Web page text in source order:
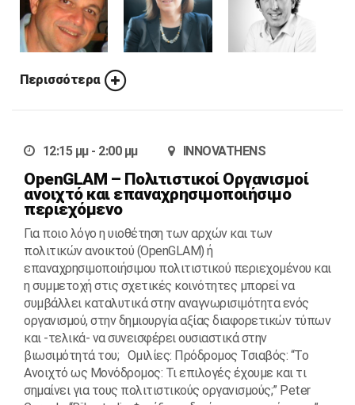
Περισσότερα
12:15 μμ - 2:00 μμ INNOVATHENS
OpenGLAM – Πολιτιστικοί Οργανισμοί
ανοιχτό και επαναχρησιμοποιήσιμο
περιεχόμενο
Για ποιο λόγο η υιοθέτηση των αρχών και των
πολιτικών ανοικτού (OpenGLAM) ή
επαναχρησιμοποιήσιμου πολιτιστικού περιεχομένου και
η συμμετοχή στις σχετικές κοινότητες μπορεί να
συμβάλλει καταλυτικά στην αναγνωρισιμότητα ενός
οργανισμού, στην δημιουργία αξίας διαφορετικών τύπων
και -τελικά- να συνεισφέρει ουσιαστικά στην
βιωσιμότητά του; Ομιλίες: Πρόδρομος Τσιαβός: “To
Ανοιχτό ως Μονόδρομος: Τι επιλογές έχουμε και τι
σημαίνει για τους πολιτιστικούς οργανισμούς;” Peter